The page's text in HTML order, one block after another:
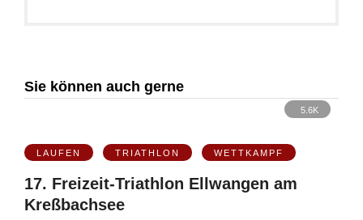
Sie können auch gerne
5.6K
LAUFEN TRIATHLON WETTKAMPF
17. Freizeit-Triathlon Ellwangen am
Kreßbachsee